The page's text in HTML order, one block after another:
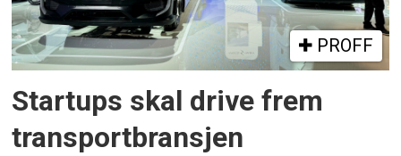
PROFF
Startups skal drive frem
transportbransjen